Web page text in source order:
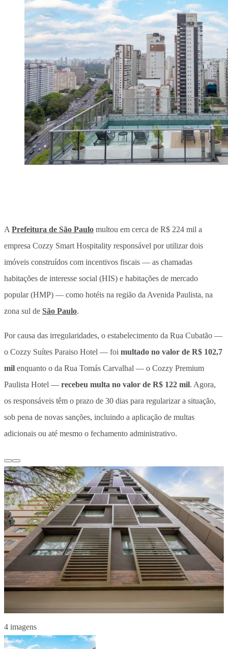
A Prefeitura de São Paulo multou em cerca de R$ 224 mil a
empresa Cozzy Smart Hospitality responsável porutilizar dois
imóveis construídos com incentivos fiscais — as chamadas
habitações de interesse social (HIS) e habitações de mercado
popular (HMP) — como hotéis na região da Avenida Paulista, na
zona sul de São Paulo.
Por causa das irregularidades, o estabelecimento da Rua Cubatão —
o Cozzy Suítes Paraiso Hotel — foi multado no valor de R$ 102,7
mil enquanto o da Rua Tomás Carvalhal — o Cozzy Premium
Paulista Hotel — recebeu multa no valor de R$ 122 mil. Agora,
os responsáveis têm o prazo de 30 dias para regularizar a situação,
sob pena de novas sanções, incluindo a aplicação de multas
adicionais ou até mesmo o fechamento administrativo.
4 imagens